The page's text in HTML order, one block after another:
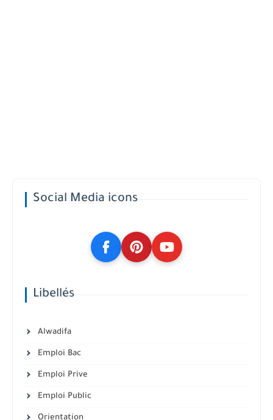
Social Media icons
Libellés
Alwadifa
Emploi Bac
Emploi Prive
Emploi Public
Orientation